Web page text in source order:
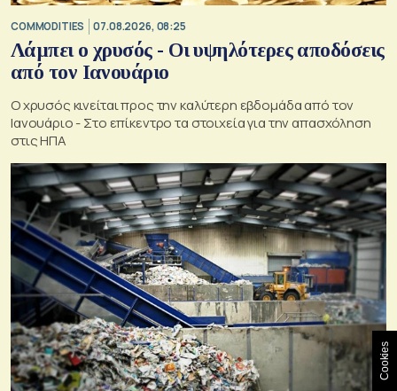
COMMODITIES 07.08.2026, 08:25
Λάμπει ο χρυσός - Οι υψηλότερες αποδόσεις
από τον Ιανουάριο
Ο χρυσός κινείται προς την καλύτερη εβδομάδα από τον
Ιανουάριο - Στο επίκεντρο τα στοιχεία για την απασχόληση
στις ΗΠΑ
Cookies